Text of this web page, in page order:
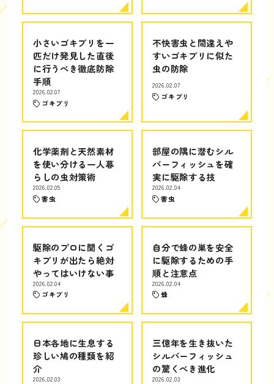
小さいゴキブリを一
匹だけ発見した直後
に行うべき徹底防除
手順
2026.02.07
ゴキブリ
不快害虫と間違えや
すいゴキブリに似た
虫の防除
2026.02.07
ゴキブリ
化学薬剤と天然素材
を使い分ける一人暮
らしの虫対策術
2026.02.05
害虫
部屋の隅に潜むシル
バーフィッシュを確
実に駆除する技
2026.02.04
害虫
駆除のプロに聞くゴ
キブリが出たら絶対
やってはいけない事
2026.02.04
ゴキブリ
自分で蜂の巣を安全
に駆除するための手
順と注意点
2026.02.04
蜂
日本各地に生息する
珍しい鳩の種類を紹
介
2026.02.03
三億年を生き抜いた
シルバーフィッシュ
の驚くべき進化
2026.02.03